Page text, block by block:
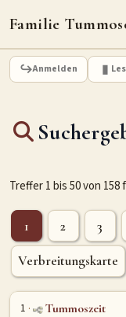
Familie
TUMMOSCHEIT -
STAMMBAUM
Orte Historische
Geografische
ARCHIV
Dokumente
Anmelden
Treffer 1 bis 50 von
1 2 3
Verbreitungskarte
1 Tummoszeit